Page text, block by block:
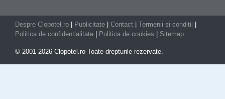
Despre Clopotel.ro Publicitate Contact Termenii si conditii
Politica de confidentialitate
Politica de cookies Sitemap
© 2001-2026 Clopotel.ro Toate drepturile rezervate.